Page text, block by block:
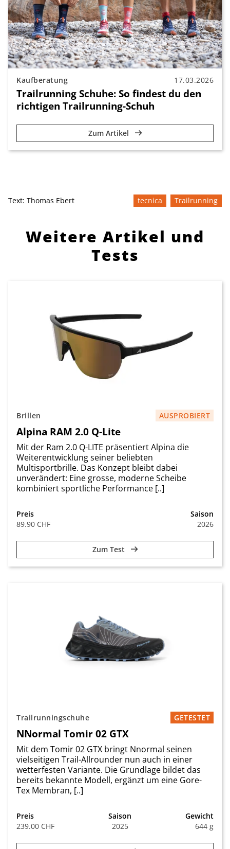
Kaufberatung 17.03.2026
Trailrunning Schuhe: So findest du den
richtigen Trailrunning-Schuh
Zum Artikel
Text: Thomas Ebert tecnica Trailrunning
Weitere Artikel und
Tests
Brillen AUSPROBIERT
Alpina RAM 2.0 Q-Lite
Mit der Ram 2.0 Q-LITE präsentiert Alpina die
Weiterentwicklung seiner beliebten
Multisportbrille. Das Konzept bleibt dabei
unverändert: Eine grosse, moderne Scheibe
kombiniert sportliche Performance [..]
Preis
89.90 CHF
Saison
2026
Zum Test
Trailrunningschuhe GETESTET
NNormal Tomir 02 GTX
Mit dem Tomir 02 GTX bringt Nnormal seinen
vielseitigen Trail-Allrounder nun auch in einer
wetterfesten Variante. Die Grundlage bildet das
bereits bekannte Modell, ergänzt um eine Gore-
Tex Membran, [..]
Preis
239.00 CHF
Saison
2025
Gewicht
644 g